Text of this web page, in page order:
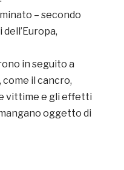
– secondo
in seguito a
il cancro,
vittime e gli effetti
oggetto di